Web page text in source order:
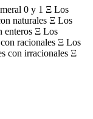
0 y 1 Ξ Los
naturales Ξ Los
enteros Ξ Los
racionales Ξ Los
con irracionales Ξ